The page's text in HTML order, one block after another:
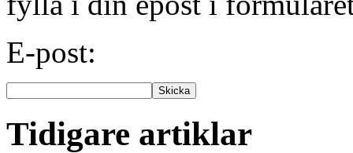
E-post:
Tidigare artiklar